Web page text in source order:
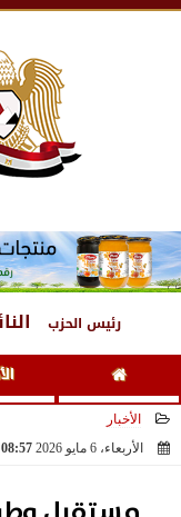
رئيس الحزب
الأخبار
الأربعاء، 6 مايو 2026
08:57 مـ